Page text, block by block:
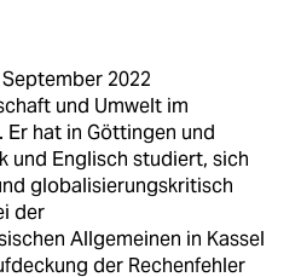
2022
und Umwelt im
hat in Göttingen und
und Englisch studiert, sich
globalisierungskritisch
der
Allgemeinen in Kassel
der Rechenfehler